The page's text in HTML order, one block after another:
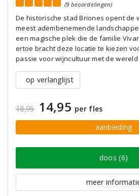
(9 beoordelingen)
De historische stad Briones opent de
meest adembenemende
een magische plek die de familie
ertoe bracht deze locatie te kiezen
passie voor wijncultuur met de
op verlanglijst
18,95 14,95 per fles
aanbieding
doos (6)
meer